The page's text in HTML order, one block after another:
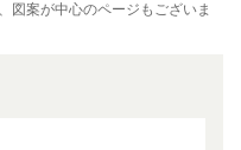
図案が中心のページもございま